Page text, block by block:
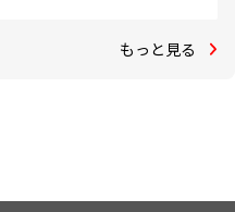
もっと見る